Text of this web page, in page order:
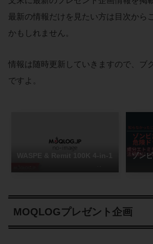
最新の情報だけを見たい方は目次から
かもしれません。
情報は随時更新していきますので、ブ
ですよ。
たえを検証
ゾン
MOQLOGプレゼント企画